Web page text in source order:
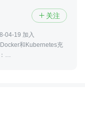
 关注
04-19 加入
和Kubernetes充